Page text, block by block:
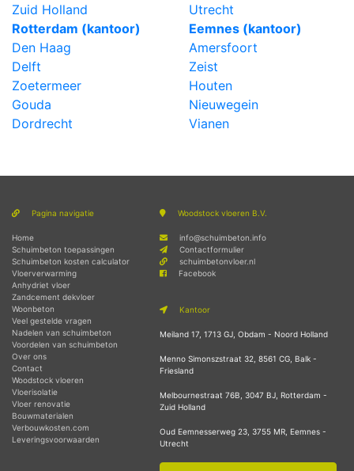
Zuid Holland
Rotterdam (kantoor)
Den Haag
Delft
Zoetermeer
Gouda
Dordrecht
Utrecht
Eemnes (kantoor)
Amersfoort
Zeist
Houten
Nieuwegein
Vianen
Pagina navigatie
Home
Schuimbeton toepassingen
Schuimbeton kosten calculator
Vloerverwarming
Anhydriet vloer
Zandcement dekvloer
Woonbeton
Veel gestelde vragen
Nadelen van schuimbeton
Voordelen van schuimbeton
Over ons
Contact
Woodstock vloeren
Vloerisolatie
Vloer renovatie
Bouwmaterialen
Verbouwkosten.com
Leveringsvoorwaarden
Woodstock vloeren B.V.
info@schuimbeton.info
Contactformulier
schuimbetonvloer.nl
Facebook
Kantoor
Meiland 17, 1713 GJ, Obdam - Noord Holland
Menno Simonszstraat 32, 8561 CG, Balk -
Friesland
Melbournestraat 76B, 3047 BJ, Rotterdam -
Zuid Holland
Oud Eemnesserweg 23, 3755 MR, Eemnes -
Utrecht